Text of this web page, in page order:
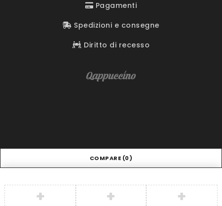
Pagamenti
Spedizioni e consegne
Diritto di recesso
COMPARE (0)